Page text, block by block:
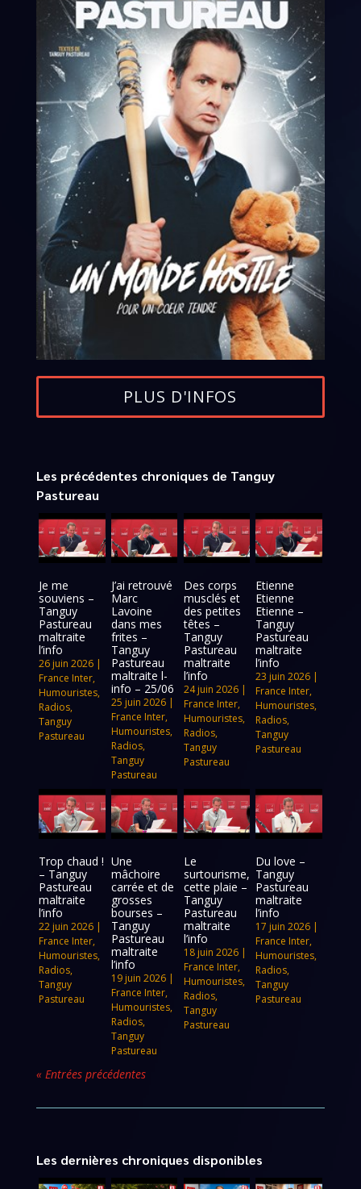
PLUS D'INFOS
Les précédentes chroniques de Tanguy
Pastureau
Je me
souviens –
Tanguy
Pastureau
maltraite
l’info
26 juin 2026 |
France Inter,
Humouristes,
Radios,
Tanguy
Pastureau
J’ai retrouvé
Marc
Lavoine
dans mes
frites –
Tanguy
Pastureau
maltraite l-
info – 25/06
25 juin 2026|
France Inter,
Humouristes,
Radios,
Tanguy
Pastureau
Des corps
musclés et
des petites
têtes –
Tanguy
Pastureau
maltraite
l’info
24 juin 2026|
France Inter,
Humouristes,
Radios,
Tanguy
Pastureau
Etienne
Etienne
Etienne –
Tanguy
Pastureau
maltraite
l’info
23 juin 2026 |
France Inter,
Humouristes,
Radios,
Tanguy
Pastureau
Trop chaud !
– Tanguy
Pastureau
maltraite
l’info
22 juin 2026 |
France Inter,
Humouristes,
Radios,
Tanguy
Pastureau
Une
mâchoire
carrée et de
grosses
bourses –
Tanguy
Pastureau
maltraite
l’info
19 juin 2026|
France Inter,
Humouristes,
Radios,
Tanguy
Pastureau
Le
surtourisme,
cette plaie –
Tanguy
Pastureau
maltraite
l’info
18 juin 2026|
France Inter,
Humouristes,
Radios,
Tanguy
Pastureau
Du love –
Tanguy
Pastureau
maltraite
l’info
17 juin 2026 |
France Inter,
Humouristes,
Radios,
Tanguy
Pastureau
« Entrées précédentes
Les dernières chroniques disponibles